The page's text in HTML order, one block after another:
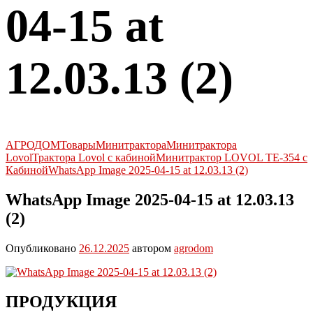
04-15 at
12.03.13 (2)
АГРОДОМТоварыМинитрактораМинитрактора
LovolТрактора Lovol с кабинойМинитрактор LOVOL TE-354 с
КабинойWhatsApp Image 2025-04-15 at 12.03.13 (2)
WhatsApp Image 2025-04-15 at 12.03.13
(2)
Опубликовано 26.12.2025 автором agrodom
ПРОДУКЦИЯ